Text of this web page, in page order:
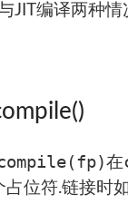
JIT编译两种情
在
占位符.链接时